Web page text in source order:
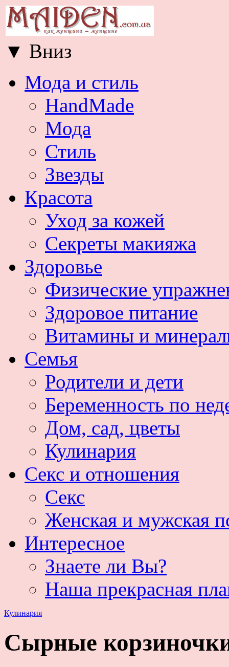
▼ Вниз
Мода и стиль
HandMade
Мода
Стиль
Звезды
Красота
Уход за кожей
Секреты макияжа
Здоровье
Физические
Здоровое питание
Витамины и
Семья
Родители и дети
Беременность по
Дом, сад, цветы
Кулинария
Секс и отношения
Секс
Женская и мужская
Интересное
Знаете ли Вы?
Наша прекрасная
Кулинария
Сырные